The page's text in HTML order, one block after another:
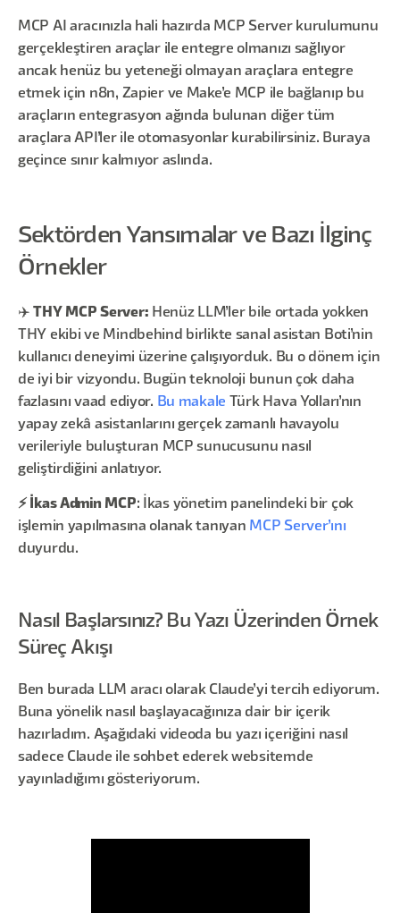
MCP AI aracınızla hali hazırda MCP Server kurulumunu
gerçekleştiren araçlar ile entegre olmanızı sağlıyor
ancak henüz bu yeteneği olmayan araçlara entegre
etmek için n8n, Zapier ve Make’e MCP ile bağlanıp bu
araçların entegrasyon ağında bulunan diğer tüm
araçlara API’ler ile otomasyonlar kurabilirsiniz. Buraya
geçince sınır kalmıyor aslında.
Sektörden Yansımalar ve Bazı İlginç
Örnekler
✈️THY MCP Server: Henüz LLM’ler bile ortada yokken
THY ekibi ve Mindbehind birlikte sanal asistan Boti’nin
kullanıcı deneyimi üzerine çalışıyorduk. Bu o dönem için
de iyi bir vizyondu. Bugün teknoloji bunun çok daha
fazlasını vaad ediyor. Bu makale Türk Hava Yolları’nın
yapay zekâ asistanlarını gerçek zamanlı havayolu
verileriyle buluşturan MCP sunucusunu nasıl
geliştirdiğini anlatıyor.
⚡ İkas Admin MCP: İkas yönetim panelindeki bir çok
işlemin yapılmasına olanak tanıyan MCP Server’ını
duyurdu.
Nasıl Başlarsınız? Bu Yazı Üzerinden Örnek
Süreç Akışı
Ben burada LLM aracı olarak Claude’yi tercih ediyorum.
Buna yönelik nasıl başlayacağınıza dair bir içerik
hazırladım. Aşağıdaki videoda bu yazı içeriğini nasıl
sadece Claude ile sohbet ederek websitemde
yayınladığımı gösteriyorum.